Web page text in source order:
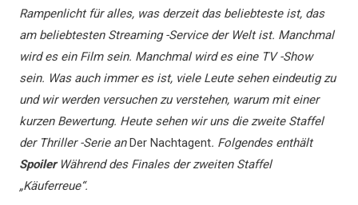
Rampenlicht für alles, was derzeit das beliebteste ist, das
am beliebtesten Streaming -Service der Welt ist. Manchmal
wird es ein Film sein. Manchmal wird es eine TV -Show
sein. Was auch immer es ist, viele Leute sehen eindeutig zu
und wir werden versuchen zu verstehen, warum mit einer
kurzen Bewertung. Heute sehen wir uns die zweite Staffel
der Thriller -Serie anDer Nachtagent. Folgendes enthält
SpoilerWährend des Finales der zweiten Staffel
„Käuferreue“.